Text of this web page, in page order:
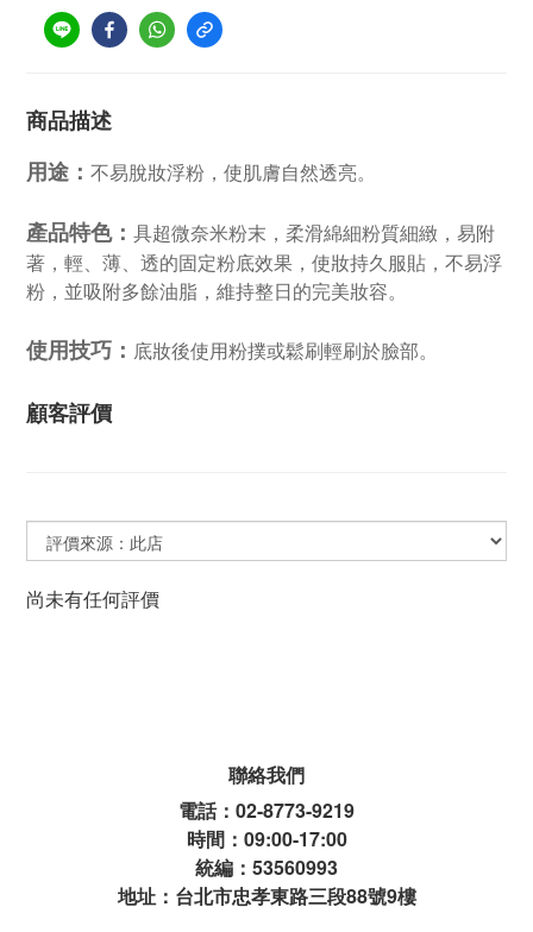
商品描述
用途： 不易脫妝浮粉，使肌膚自然透亮。
產品特色： 具超微奈米粉末，柔滑綿細粉質細緻，易附
著，輕、薄、透的固定粉底效果，使妝持久服貼，不易浮
粉，並吸附多餘油脂，維持整日的完美妝容。
使用技巧： 底妝後使用粉撲或鬆刷輕刷於臉部。
顧客評價
尚未有任何評價
聯絡我們
電話：02-8773-9219
時間：09:00-17:00
統編：53560993
地址：台北市忠孝東路三段88號9樓